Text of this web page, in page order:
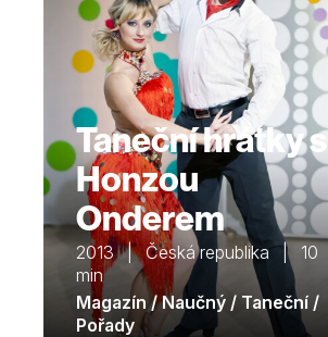
Taneční hrátky s
Honzou
Onderem
2013 | Česká republika | 10
min
Magazín / Naučný / Taneční /
Pořady